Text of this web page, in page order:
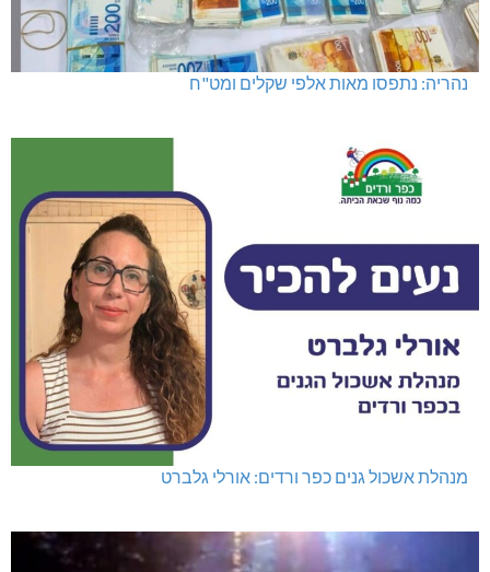
נהריה: נתפסו מאות אלפי שקלים ומט"ח
מנהלת אשכול גנים כפר ורדים: אורלי גלברט